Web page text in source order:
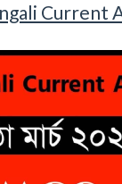
Current